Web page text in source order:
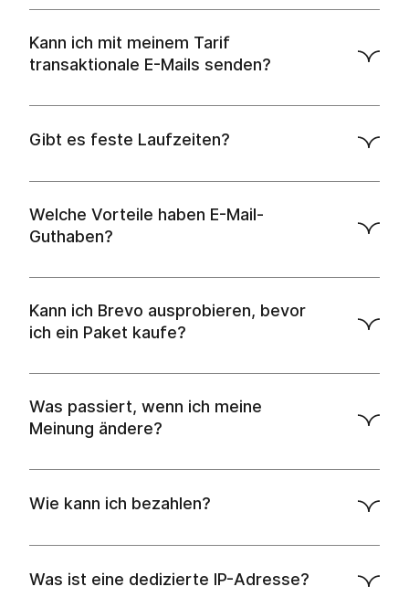
Kann ich mit meinem Tarif
transaktionale E-Mails senden?
Gibt es feste Laufzeiten?
Welche Vorteile haben E-Mail-
Guthaben?
Kann ich Brevo ausprobieren, bevor
ich ein Paket kaufe?
Was passiert, wenn ich meine
Meinung ändere?
Wie kann ich bezahlen?
Was ist eine dedizierte IP-Adresse?